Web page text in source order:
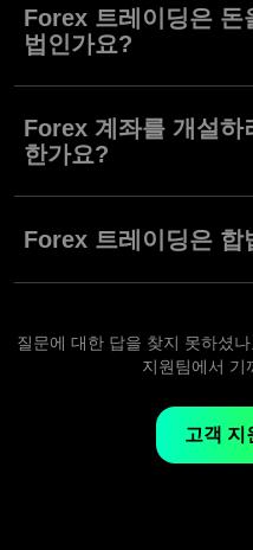
이해가 필요합니다.
적인 플랫폼과 무료 종합 지식
작에 필요한 모든 준비가 완료
Forex 트레이딩은 돈
법인가요?
하나입니다. 정보에 입각하여
거래에서 수익을 올릴 수 있는
Forex 계좌를 개설하
한가요?
트레이딩을 시작하실 수 있습
Forex 트레이딩은 합
하고 있는지 반드시 확인하세
질문에 대한 답을 찾지 못하셨
지원팀에서 기
고객 지